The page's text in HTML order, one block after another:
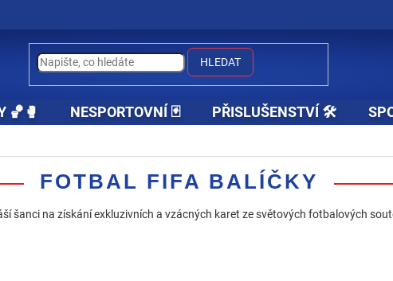
HLEDAT
🏀🥊 NESPORTOVNÍ 🃏 PŘISLUŠENSTVÍ 🛠️
FOTBAL FIFA BALÍČKY
šanci na získání exkluzivních a vzácných karet ze světových fotbalových